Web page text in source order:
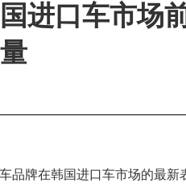
进口车市场
品牌在韩国进口车市场的最